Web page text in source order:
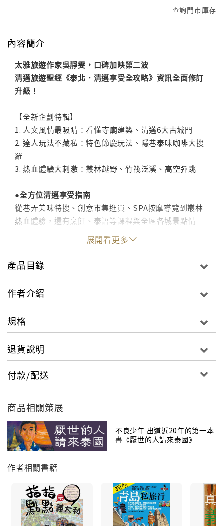
查詢門市庫存
內容簡介
太雅旅遊作家吳靜雯，口碑加映第二波
清邁旅遊聖經《泰北．清邁享受全攻略》資訊全面修訂
升級！
【全新企劃特輯】
1. 人文風情最吸睛：看懂寺廟建築、清邁6大古城門
2. 達人玩法不藏私：特色節慶玩法、隱巷泰味咖啡大搜
羅
3. 熱血體驗大刺激：叢林越野、竹筏泛溪、高空彈跳
●全方位清邁享受指南
從巷弄美味特搜、創意市集逛買、SPA按摩導覽到叢林
熱血體驗，還有烹飪、泰語等課程與全區各城景點情
報，由達人領路，提供全方位挖寶指南，讓你用最實在
的價格享受小資貴族的玩法。
●別人不知的旅行祕笈
你知道在泰北有哪些旅遊小訣竅，如何玩得比別人更盡
注意？從季節與節慶導覽、短期旅行團與特色玩法建
心！
本書將清邁分為4大區來介紹，並衍伸至近郊的叢林體驗
行程，還有泰北山城專題：充滿藝術感的山中小鎮「拜
城」、心靈綠洲「清萊」、神祕感十足的「金三角」，
以及最浪漫的古城遺跡「素可泰」。詳解各城市風情文
化、地理環境與交通，讓你在享樂之餘進行更深入的文
化交流！
●縝密行程趣味無窮
從機場出發，如何到達各景點，全部幫你規畫好。並且
遊、48小時快閃......等各樣行程，幫助你在有限時間內安
●精細全地圖最安心
書中所有景點、店家全都標示在地圖上，精細的清邁各
區地圖＆4大山城路線地圖，旅行時隨身帶著走，暢行無
展開看更多
產品目錄
作者介紹
規格
退貨說明
付款/配送
商品相關策展
不良少年 出道近20年的第一本
書《厭世的人請來泰國》
作者相關書籍